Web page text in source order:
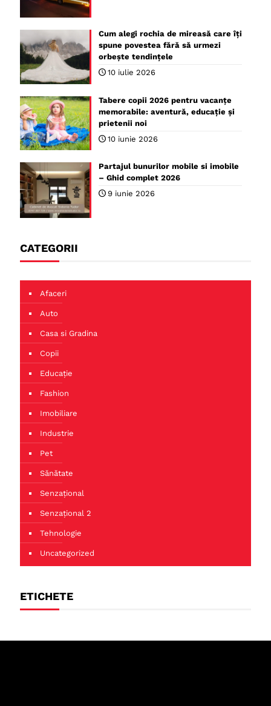
Cum alegi rochia de mireasă care îți
spune povestea fără să urmezi
orbește tendințele
10 iulie 2026
Tabere copii 2026 pentru vacanțe
memorabile: aventură, educație și
prietenii noi
10 iunie 2026
Partajul bunurilor mobile si imobile
– Ghid complet 2026
9 iunie 2026
CATEGORII
Afaceri
Auto
Casa si Gradina
Copii
Educație
Fashion
Imobiliare
Industrie
Pet
Sănătate
Senzațional
Senzațional 2
Tehnologie
Uncategorized
ETICHETE